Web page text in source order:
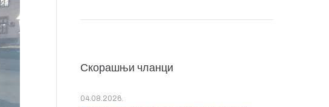
Скорашњи чланци
04.08.2026.